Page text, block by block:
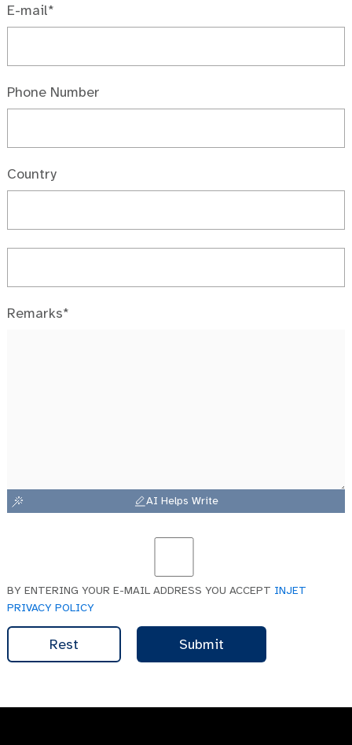
E-mail*
Phone Number
Country
Remarks*
AI Helps Write
BY ENTERING YOUR E-MAIL ADDRESS YOU ACCEPT INJET
PRIVACY POLICY
Rest Submit